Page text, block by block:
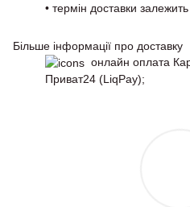
• термін доставки
Більше інформації про доставку
онлайн оплата
Приват24 (LiqPay);